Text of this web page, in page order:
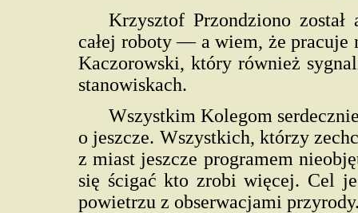
Krzysztof Przondziono został
całej roboty — a wiem, że pracuje
Kaczorowski, który również
stanowiskach.
Wszystkim Kolegom
o jeszcze. Wszystkich, którzy
z miast jeszcze programem
się ścigać kto zrobi więcej. Cel
powietrzu z obserwacjami